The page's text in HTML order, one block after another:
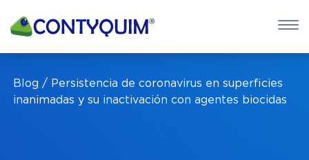
×
POTASA
Blog
Persistencia de coronavirus en superficies
inanimadas y su inactivación con agentes biocidas